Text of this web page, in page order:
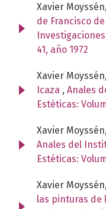
Xavier Moyssén,
de Francisco
41, año 1972
Xavier Moyssén,
Icaza , Anales
Estéticas:
Xavier Moyssén,
Anales del
Estéticas:
Xavier Moyssén,
las pinturas de